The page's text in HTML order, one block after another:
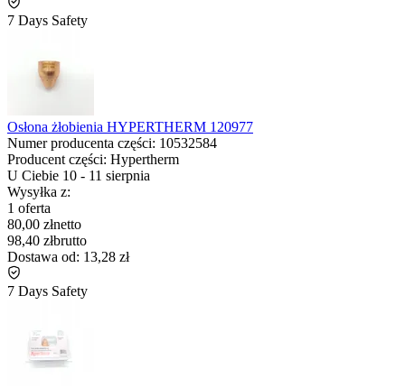
7 Days Safety
Osłona żłobienia HYPERTHERM 120977
Numer producenta części: 10532584
Producent części: Hypertherm
U Ciebie 10 - 11 sierpnia
Wysyłka z:
1 oferta
80,00 złnetto
98,40 złbrutto
Dostawa od: 13,28 zł
7 Days Safety